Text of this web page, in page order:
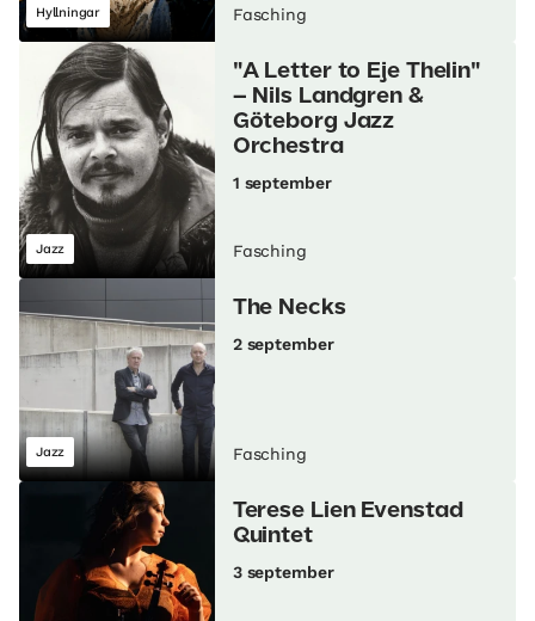
Hyllningar Fasching
Jazz
"A Letter to Eje Thelin"
– Nils Landgren &
Göteborg Jazz
Orchestra
1 september
Fasching
Jazz
The Necks
2 september
Fasching
Terese Lien Evenstad
Quintet
3 september